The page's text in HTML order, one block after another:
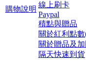
購物說明
線上刷卡
Paypal
積點與贈品
關於紅利點數
關於贈品及
隔天快速到貨